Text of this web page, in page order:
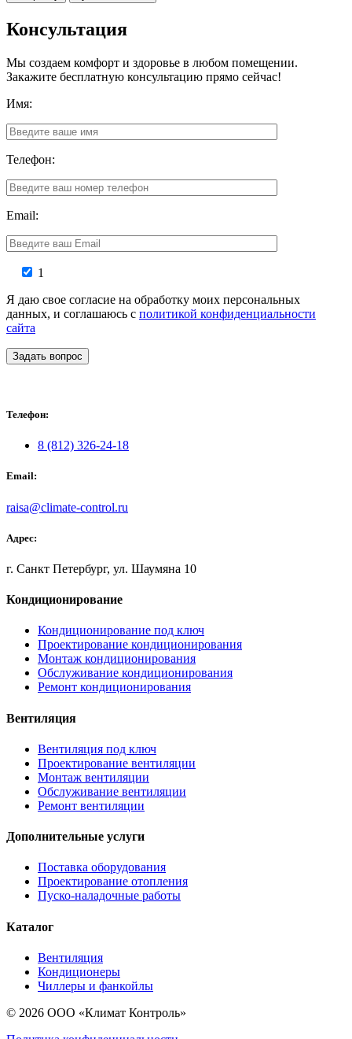
Консультация
Мы создаем комфорт и здоровье в любом помещении.
Закажите бесплатную консультацию прямо сейчас!
Имя:
Телефон:
Email:
1
Я даю свое согласие на обработку моих персональных
данных, и соглашаюсь с политикой конфиденциальности
сайта
Задать вопрос
Телефон:
8 (812) 326-24-18
Email:
raisa@climate-control.ru
Адрес:
г. Санкт Петербург, ул. Шаумяна 10
Кондиционирование
Кондиционирование под ключ
Проектирование кондиционирования
Монтаж кондиционирования
Обслуживание кондиционирования
Ремонт кондиционирования
Вентиляция
Вентиляция под ключ
Проектирование вентиляции
Монтаж вентиляции
Обслуживание вентиляции
Ремонт вентиляции
Дополнительные услуги
Поставка оборудования
Проектирование отопления
Пуско-наладочные работы
Каталог
Вентиляция
Кондиционеры
Чиллеры и фанкойлы
© 2026 ООО «Климат Контроль»